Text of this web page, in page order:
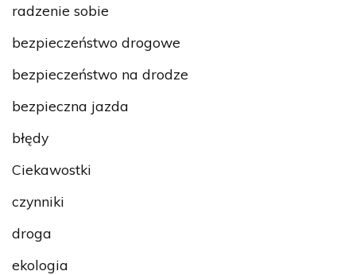
radzenie sobie
bezpieczeństwo drogowe
bezpieczeństwo na drodze
bezpieczna jazda
błędy
Ciekawostki
czynniki
droga
ekologia